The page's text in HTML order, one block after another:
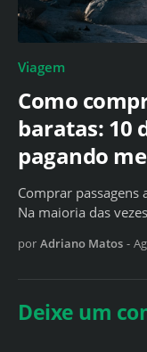
Viagem
Como
baratas: 10
pagando
Comprar passagens
Na maioria das
por Adriano Matos -
Deixe um